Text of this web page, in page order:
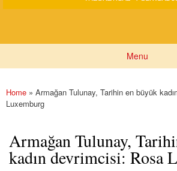
Menu
You are here
Home » Armağan Tulunay, Tarihin en büyük
Luxemburg
Armağan Tulunay,
kadın devrimcisi: Rosa